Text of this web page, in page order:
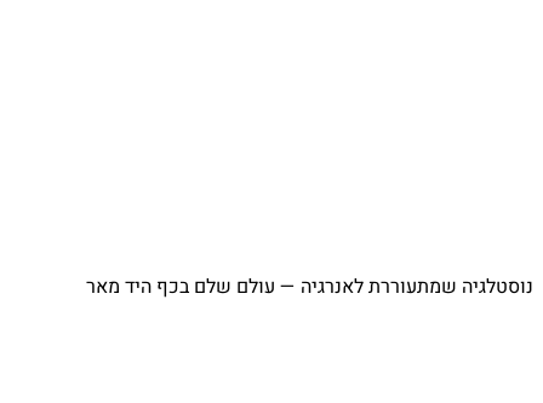
שמתעוררת לאנרגיה — עולם שלם בכף היד מאר